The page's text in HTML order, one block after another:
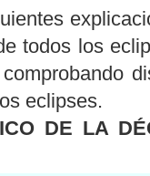
todos los
eclipses.
DE LA